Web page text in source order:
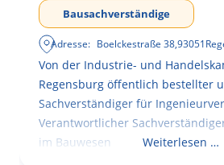
Bausachverständige
Adresse: Boelckestraße 38,93051
Von der Industrie- und
Regensburg öffentlich bestellter
Sachverständiger für
Verantwortlicher
im Bauwesen
Weiterlesen …